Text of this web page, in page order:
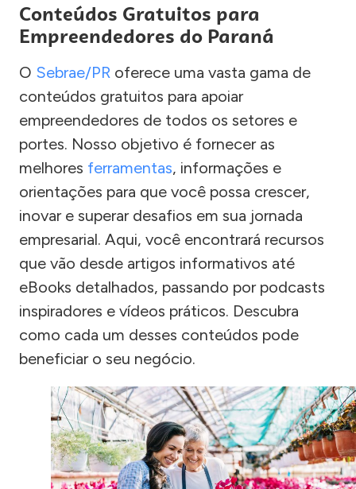
Conteúdos Gratuitos para
Empreendedores do Paraná
O Sebrae/PR oferece uma vasta gama de
conteúdos gratuitos para apoiar
empreendedores de todos os setores e
portes. Nosso objetivo é fornecer as
melhores ferramentas, informações e
orientações para que você possa crescer,
inovar e superar desafios em sua jornada
empresarial. Aqui, você encontrará recursos
que vão desde artigos informativos até
eBooks detalhados, passando por podcasts
inspiradores e vídeos práticos. Descubra
como cada um desses conteúdos pode
beneficiar o seu negócio.